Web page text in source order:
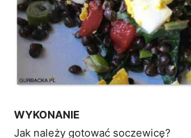
WYKONANIE
Jak należy gotować soczewicę?